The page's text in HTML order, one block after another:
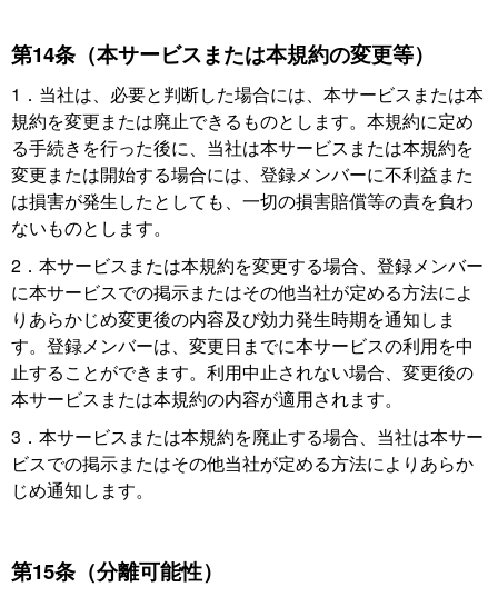
第14条（本サービスまたは本規約の変更等）
1．当社は、必要と判断した場合には、本サービスまたは本
規約を変更または廃止できるものとします。本規約に定め
る手続きを行った後に、当社は本サービスまたは本規約を
変更または開始する場合には、登録メンバーに不利益また
は損害が発生したとしても、一切の損害賠償等の責を負わ
ないものとします。
2．本サービスまたは本規約を変更する場合、登録メンバー
に本サービスでの掲示またはその他当社が定める方法によ
りあらかじめ変更後の内容及び効力発生時期を通知しま
す。登録メンバーは、変更日までに本サービスの利用を中
止することができます。利用中止されない場合、変更後の
本サービスまたは本規約の内容が適用されます。
3．本サービスまたは本規約を廃止する場合、当社は本サー
ビスでの掲示またはその他当社が定める方法によりあらか
じめ通知します。
第15条（分離可能性）